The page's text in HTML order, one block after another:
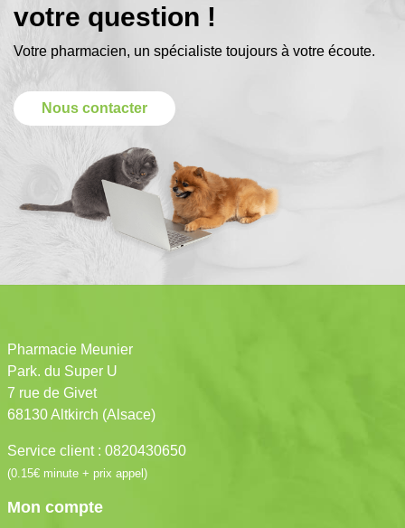
votre question !
Votre pharmacien, un spécialiste toujours à votre écoute.
Nous contacter
Pharmacie Meunier
Park. du Super U
7 rue de Givet
68130 Altkirch (Alsace)
Service client : 0820430650
(0.15€ minute + prix appel)
Mon compte